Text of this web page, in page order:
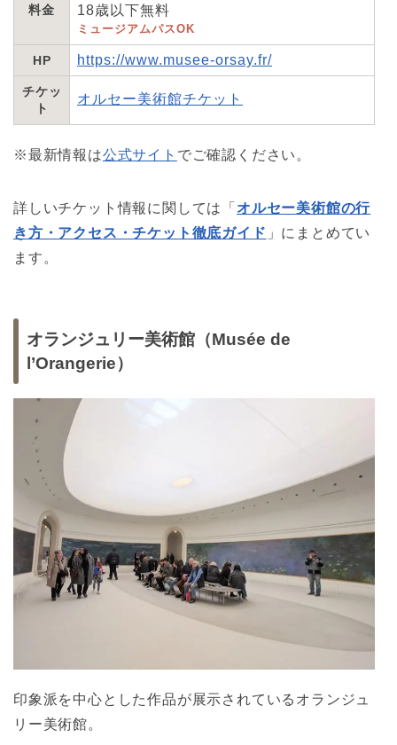
料金
18歳以下無料
ミュージアムパスOK
HP https://www.musee-orsay.fr/
チケッ
ト
オルセー美術館チケット
※最新情報は公式サイト でご確認ください。
詳しいチケット情報に関しては「 オルセー美術館の行
き方・アクセス・チケット徹底ガイド 」にまとめてい
ます。
オランジュリー美術館（Musée de
l’Orangerie）
印象派を中心とした作品が展示されているオランジュ
リー美術館。